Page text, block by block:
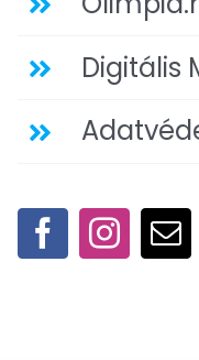
Digitális